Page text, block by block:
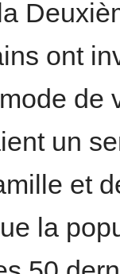
ont
de
un
et
la